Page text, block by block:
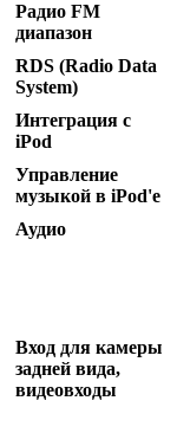
Радио FM
диапазон
RDS (Radio Data
System)
Интеграция с
iPod
Управление
музыкой в iPod'е
Аудио
Вход для камеры
задней вида,
видеовходы